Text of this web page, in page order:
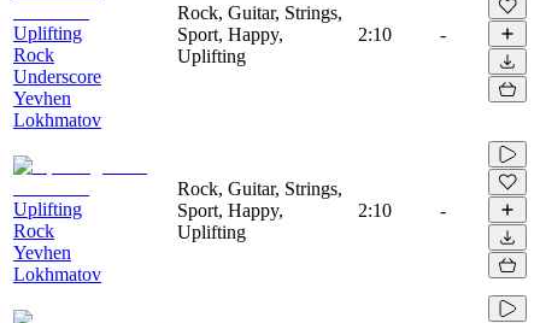
Uplifting
Rock
Underscore
Yevhen
Lokhmatov
Rock, Guitar, Strings,
Sport, Happy,
Uplifting
2:10 -
Uplifting
Rock
Yevhen
Lokhmatov
Rock, Guitar, Strings,
Sport, Happy,
Uplifting
2:10 -